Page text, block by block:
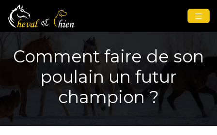
Comment faire de son
poulain un futur
champion ?